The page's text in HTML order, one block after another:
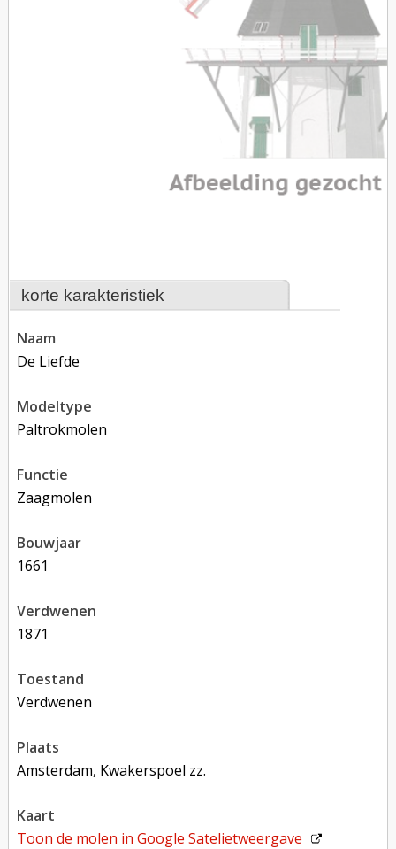
korte karakteristiek
naam
De Liefde
modeltype
Paltrokmolen
functie
zaagmolen
bouwjaar
1661
verdwenen
1871
toestand
verdwenen
plaats
Amsterdam, Kwakerspoel zz.
kaart
Toon de molen inGoogle Satelietweergave